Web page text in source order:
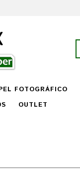
FOTOGRÁFICO
OUTLET